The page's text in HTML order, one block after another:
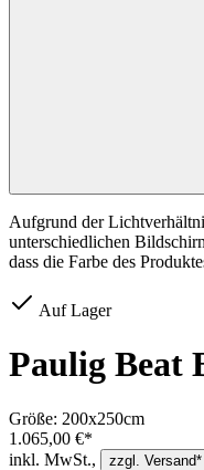
Aufgrund der
unterschiedlichen
dass die Farbe des
Auf Lager
Paulig Beat
Größe: 200x250cm
1.065,00 €*
inkl. MwSt.,
zzgl. Versand*